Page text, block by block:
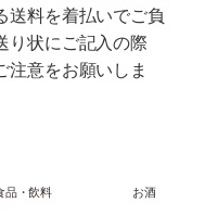
送料を着払いでご負
り状にご記入の際
注意をお願いしま
品・飲料 お酒